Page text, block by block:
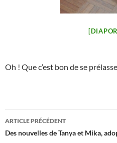
Oh ! Que c’est bon de se
Navigation
des
ARTICLE PRÉCÉDENT
Des nouvelles de Tanya et Mika,